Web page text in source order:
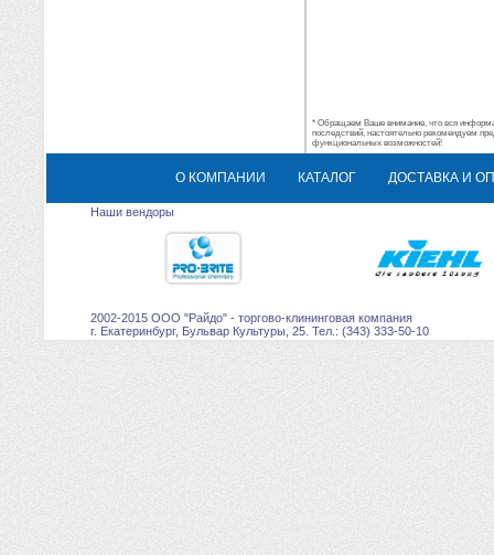
* Обращаем Ваше внимание, что вся
последствий, настоятельно рекомендуем
функциональных возможностей!
О КОМПАНИИ КАТАЛОГ ДОСТАВКА И
Наши вендоры
2002-2015 ООО "Райдо" - торгово-клининговая компания
г. Екатеринбург, Бульвар Культуры, 25. Тел.: (343) 333-50-10